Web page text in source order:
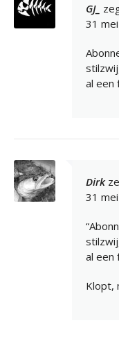
GJ_
31
al een
Dirk
31
al een
Klopt,